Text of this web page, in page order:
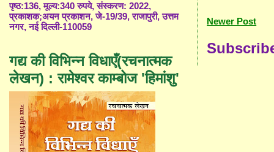
Newer Post
पृष्ठ:136, मूल्य:340 रुपये, संस्करण: 2022,
प्रकाशक;अयन प्रकाशन, जे-19/39, राजापुरी, उत्तम
नगर, नई दिल्ली-110059
गद्य की विभिन्न विधाएँ(रचनात्मक
लेखन) : रामेश्वर काम्बोज 'हिमांशु'